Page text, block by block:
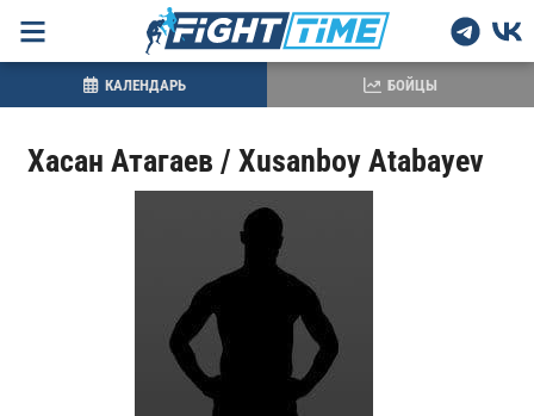
Хасан Атагаев / Xusanboy Atabayev
КАЛЕНДАРЬ БОЙЦЫ